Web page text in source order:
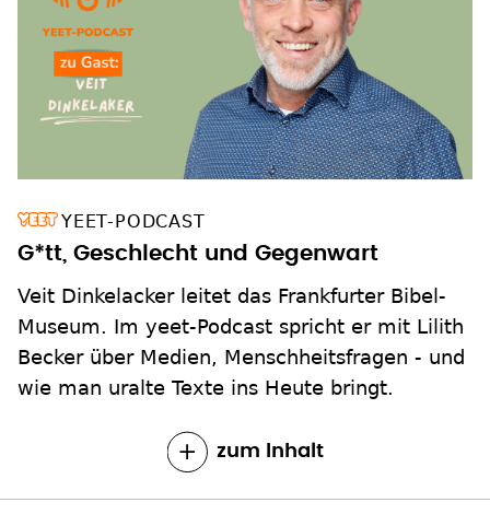
YEET-PODCAST
G*tt, Geschlecht und Gegenwart
Veit Dinkelacker leitet das Frankfurter Bibel-
Museum. Im yeet-Podcast spricht er mit Lilith
Becker über Medien, Menschheitsfragen - und
wie man uralte Texte ins Heute bringt.
zum Inhalt